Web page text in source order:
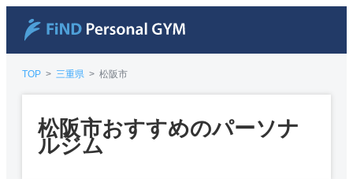
TOP > 三重県 > 松阪市
松阪市おすすめのパーソナ
ルジム